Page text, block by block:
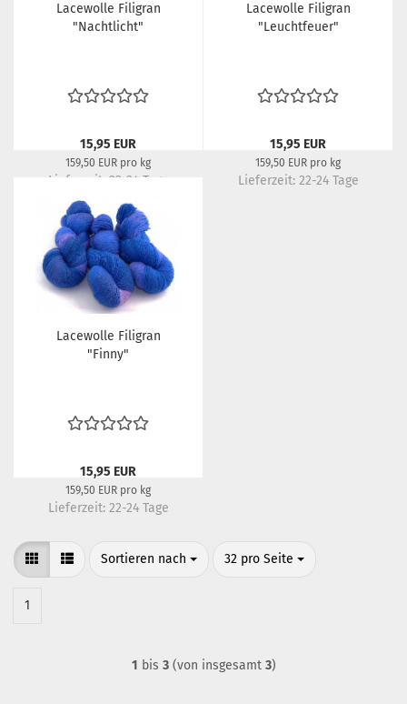
Lacewolle Filigran
"Nachtlicht"
15,95 EUR
159,50 EUR pro kg
Lieferzeit: 22-24 Tage
Lacewolle Filigran
"Leuchtfeuer"
15,95 EUR
159,50 EUR pro kg
Lieferzeit: 22-24 Tage
Lacewolle Filigran
"Finny"
15,95 EUR
159,50 EUR pro kg
Lieferzeit: 22-24 Tage
Sortieren nach
Sortieren nach 32 pro Seite
pro Seite
1
1 bis 3(von insgesamt 3)